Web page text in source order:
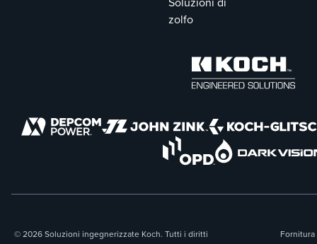
zolfo
© 2026 Soluzioni ingegnerizzate Koch. Tutti i diritti